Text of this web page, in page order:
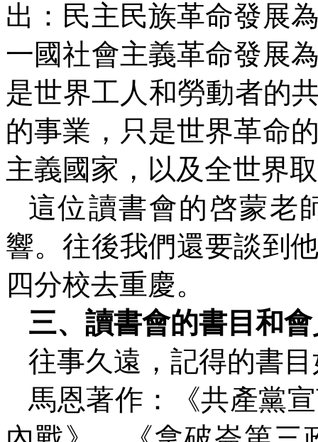
出：民主民族革命發展
一國社會主義革命發展
是世界工人和勞動者的
的事業，只是世界革命
主義國家，以及全世界
這位讀書會的啓蒙老
響。往後我們還要談到
四分校去重慶。
三、讀書會的書目和
往事久遠，記得的書
馬恩著作：《共產黨